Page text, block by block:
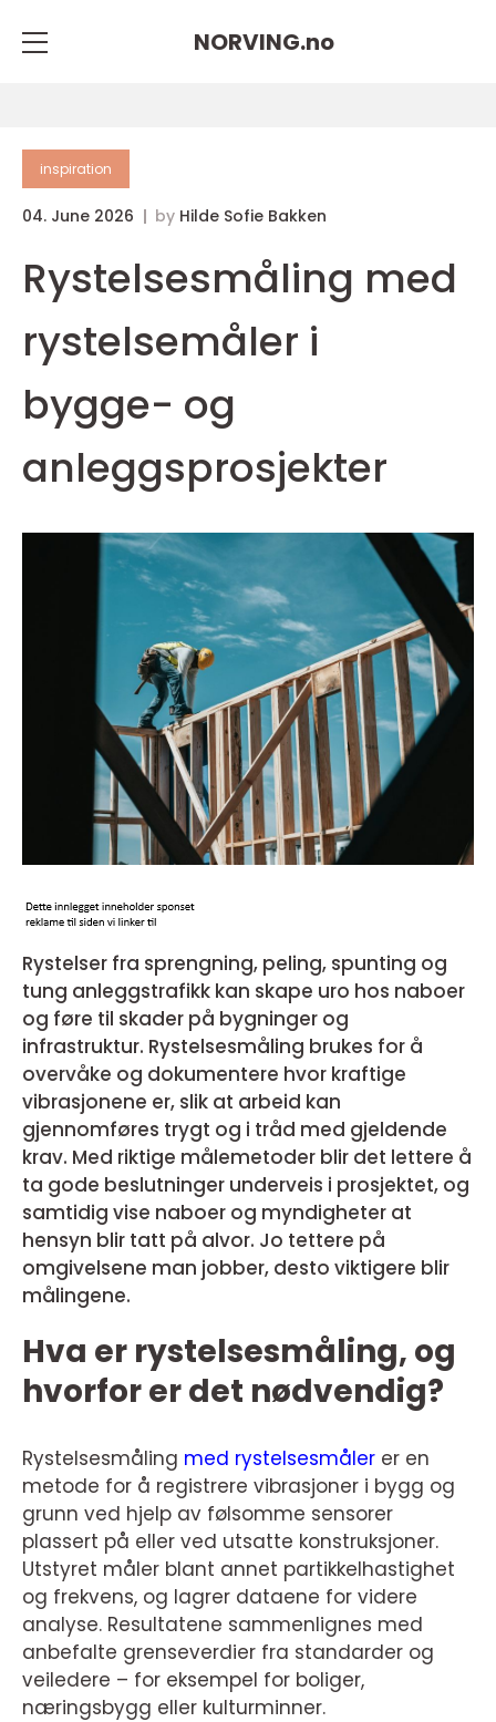
NORVING.no
inspiration
04. June 2026 by Hilde Sofie Bakken
Rystelsesmåling med
rystelsemåler i
bygge- og
anleggsprosjekter
Rystelser fra sprengning, peling, spunting og
tung anleggstrafikk kan skape uro hos naboer
og føre til skader på bygninger og
infrastruktur. Rystelsesmåling brukes for å
overvåke og dokumentere hvor kraftige
vibrasjonene er, slik at arbeid kan
gjennomføres trygt og i tråd med gjeldende
krav. Med riktige målemetoder blir det lettere å
ta gode beslutninger underveis i prosjektet, og
samtidig vise naboer og myndigheter at
hensyn blir tatt på alvor. Jo tettere på
omgivelsene man jobber, desto viktigere blir
målingene.
Hva er rystelsesmåling, og
hvorfor er det nødvendig?
Rystelsesmåling med rystelsesmåler er en
metode for å registrere vibrasjoner i bygg og
grunn ved hjelp av følsomme sensorer
plassert på eller ved utsatte konstruksjoner.
Utstyret måler blant annet partikkelhastighet
og frekvens, og lagrer dataene for videre
analyse. Resultatene sammenlignes med
anbefalte grenseverdier fra standarder og
veiledere – for eksempel for boliger,
næringsbygg eller kulturminner.